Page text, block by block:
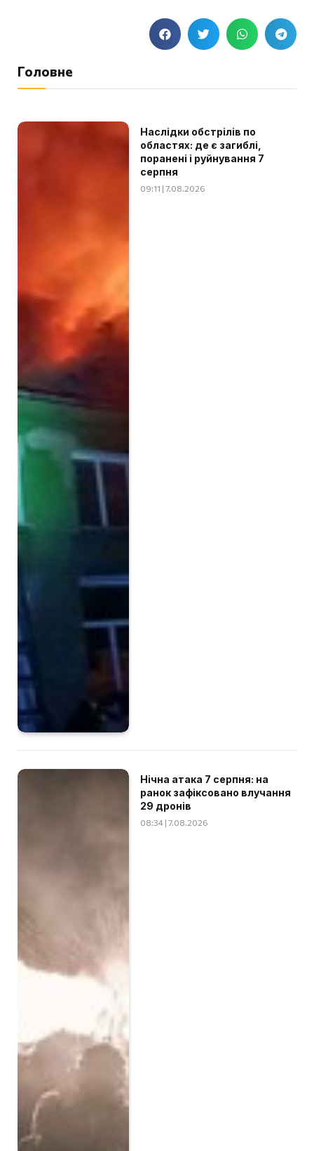
Головне
Наслідки обстрілів по
областях: де є загиблі,
поранені і руйнування 7
серпня
09:11 | 7.08.2026
Нічна атака 7 серпня: на
ранок зафіксовано влучання
29 дронів
08:34 | 7.08.2026